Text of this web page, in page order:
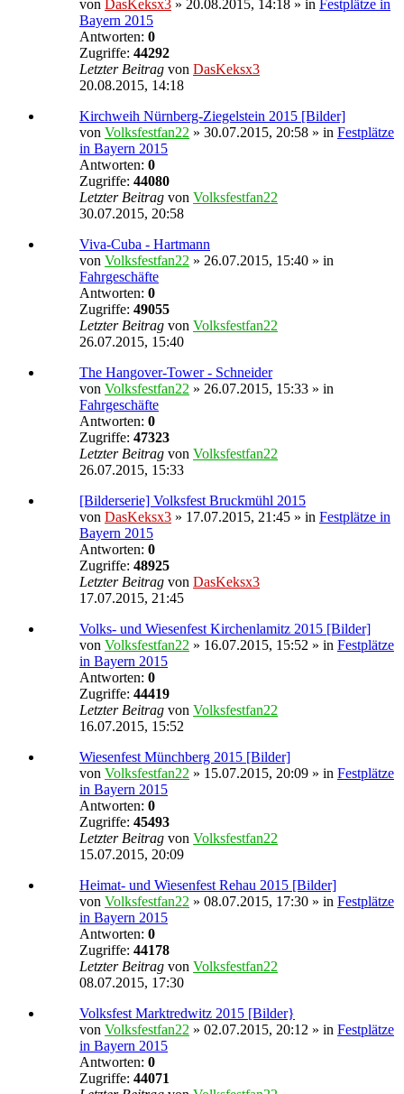
von DasKeksx3 » 20.08.2015, 14:18 » in Festplätze in
Bayern 2015
Antworten: 0
Zugriffe: 44292
Letzter Beitrag von DasKeksx3
20.08.2015, 14:18
Kirchweih Nürnberg-Ziegelstein 2015 [Bilder]
von Volksfestfan22 » 30.07.2015, 20:58 » in Festplätze
in Bayern 2015
Antworten: 0
Zugriffe: 44080
Letzter Beitrag von Volksfestfan22
30.07.2015, 20:58
Viva-Cuba - Hartmann
von Volksfestfan22 » 26.07.2015, 15:40 » in
Fahrgeschäfte
Antworten: 0
Zugriffe: 49055
Letzter Beitrag von Volksfestfan22
26.07.2015, 15:40
The Hangover-Tower - Schneider
von Volksfestfan22 » 26.07.2015, 15:33 » in
Fahrgeschäfte
Antworten: 0
Zugriffe: 47323
Letzter Beitrag von Volksfestfan22
26.07.2015, 15:33
[Bilderserie] Volksfest Bruckmühl 2015
von DasKeksx3 » 17.07.2015, 21:45 » in Festplätze in
Bayern 2015
Antworten: 0
Zugriffe: 48925
Letzter Beitrag von DasKeksx3
17.07.2015, 21:45
Volks- und Wiesenfest Kirchenlamitz 2015 [Bilder]
von Volksfestfan22 » 16.07.2015, 15:52 » in Festplätze
in Bayern 2015
Antworten: 0
Zugriffe: 44419
Letzter Beitrag von Volksfestfan22
16.07.2015, 15:52
Wiesenfest Münchberg 2015 [Bilder]
von Volksfestfan22 » 15.07.2015, 20:09 » in Festplätze
in Bayern 2015
Antworten: 0
Zugriffe: 45493
Letzter Beitrag von Volksfestfan22
15.07.2015, 20:09
Heimat- und Wiesenfest Rehau 2015 [Bilder]
von Volksfestfan22 » 08.07.2015, 17:30 » in Festplätze
in Bayern 2015
Antworten: 0
Zugriffe: 44178
Letzter Beitrag von Volksfestfan22
08.07.2015, 17:30
Volksfest Marktredwitz 2015 [Bilder}
von Volksfestfan22 » 02.07.2015, 20:12 » in Festplätze
in Bayern 2015
Antworten: 0
Zugriffe: 44071